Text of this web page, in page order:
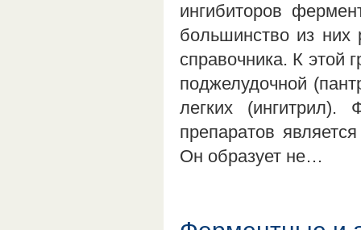
ингибиторов
большинство из них
справочника. К этой
поджелудочной
легких (ингитрил).
препаратов
Он образует не…